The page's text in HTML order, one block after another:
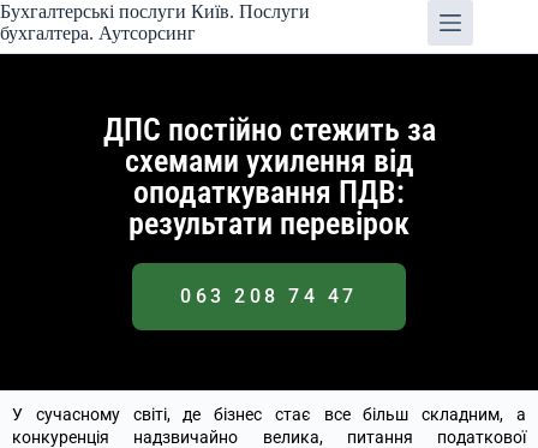
Бухгалтерські послуги Київ. Послуги
бухгалтера. Аутсорсинг
ДПС постійно стежить за
схемами ухилення від
оподаткування ПДВ:
результати перевірок
063 208 74 47
У сучасному світі, де бізнес стає все більш складним, а
конкуренція надзвичайно велика, питання податкової